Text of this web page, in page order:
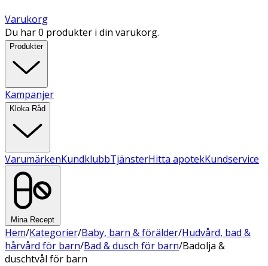
Varukorg
Du har 0 produkter i din varukorg.
Produkter
Kampanjer
Kloka Råd
VarumärkenKundklubbTjänsterHitta apotekKundservice
Mina Recept
Hem/Kategorier/Baby, barn & förälder/Hudvård, bad &
hårvård för barn/Bad & dusch för barn/Badolja &
duschtvål för barn